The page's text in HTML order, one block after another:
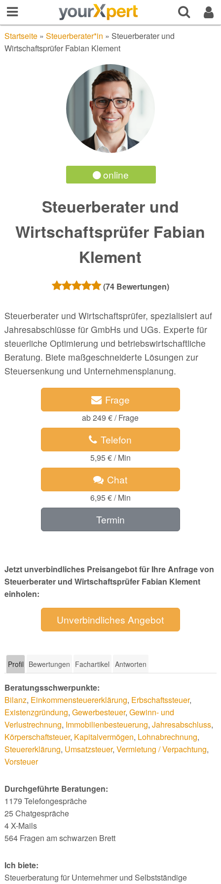
Startseite» Steuerberater*in » Steuerberater und
Wirtschaftsprüfer Fabian Klement
online
Steuerberater und
Wirtschaftsprüfer Fabian
Klement
(74Bewertungen)
Steuerberater und Wirtschaftsprüfer, spezialisiert auf
Jahresabschlüsse für GmbHs und UGs. Experte für
steuerliche Optimierung und betriebswirtschaftliche
Beratung. Biete maßgeschneiderte Lösungen zur
Steuersenkung und Unternehmensplanung.
Frage
ab 249 € / Frage
Telefon
5,95 € / Min
Chat
6,95 € / Min
Termin
Jetzt unverbindliches Preisangebot für Ihre Anfrage von
Steuerberater und Wirtschaftsprüfer Fabian Klement
einholen:
Unverbindliches Angebot
Profil Bewertungen Fachartikel Antworten
Beratungsschwerpunkte:
Bilanz, Einkommensteuererklärung, Erbschaftssteuer,
Existenzgründung, Gewerbesteuer, Gewinn- und
Verlustrechnung, Immobilienbesteuerung, Jahresabschluss,
Körperschaftsteuer, Kapitalvermögen, Lohnabrechnung,
Steuererklärung, Umsatzsteuer, Vermietung / Verpachtung,
Vorsteuer
Durchgeführte Beratungen:
1179 Telefongespräche
25 Chatgespräche
4 X-Mails
564 Fragen am schwarzen Brett
Ich biete:
Steuerberatung für Unternehmer und Selbstständige